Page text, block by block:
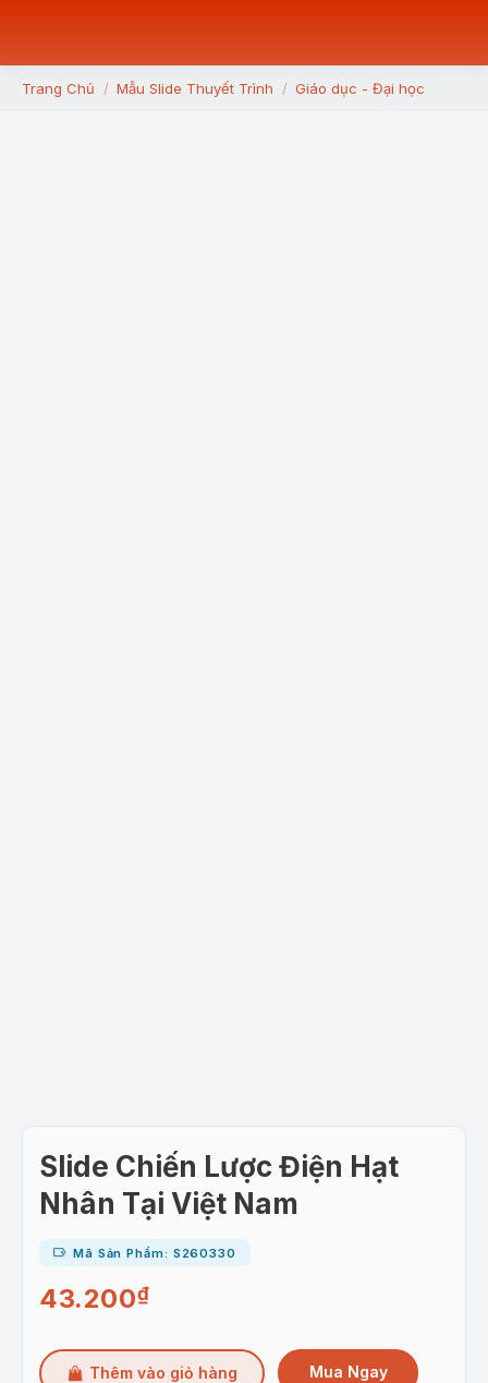
You are here:
Trang Chủ Mẫu Slide Thuyết Trình Giáo dục - Đại học
Slide Chiến Lược Điện Hạt
Nhân Tại Việt Nam
Mã Sản Phẩm: S260330
43.200₫
Thêm vào giỏ hàng Mua Ngay